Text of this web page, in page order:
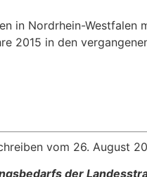
in Nordrhein-
2015 in den
vom 26. August
der